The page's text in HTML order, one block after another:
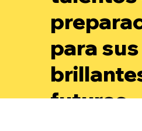
para sus
futuros.